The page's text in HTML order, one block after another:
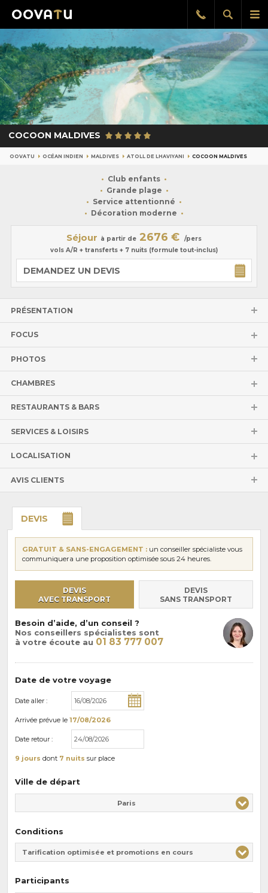
le
Afficher
la
Rappel
gratuit
COCOON MALDIVES
OOVATU OCÉAN INDIEN MALDIVES ATOLL DE LHAVIYANI COCOON MALDIVES
Club enfants
Grande plage
Service attentionné
Décoration moderne
Séjour à partir de 2676 €
/pers
vols A/R + transferts + 7 nuits (formule tout-inclus)
DEMANDEZ UN DEVIS
PRÉSENTATION
FOCUS
PHOTOS
CHAMBRES
RESTAURANTS & BARS
SERVICES & LOISIRS
LOCALISATION
AVIS CLIENTS
DEVIS
GRATUIT & SANS-ENGAGEMENT : un conseiller spécialiste vous
communiquera une proposition optimisée sous 24 heures.
DEVIS
AVEC TRANSPORT
DEVIS
SANS TRANSPORT
Besoin d’aide, d’un conseil ?
Nos conseillers spécialistes sont
à votre écoute au 01 83 777 007
Date de votre voyage
Date aller :
Arrivée prévue le 17/08/2026
Date retour :
9 jours dont 7 nuits sur place
Ville de départ
Paris
Conditions
Tarification optimisée et promotions en cours
Participants